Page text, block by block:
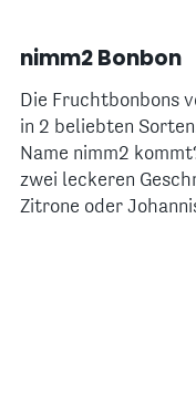
nimm2 Bonbon
Die Fruchtbonbons
in 2 beliebten
Name nimm2
zwei leckeren
Zitrone oder